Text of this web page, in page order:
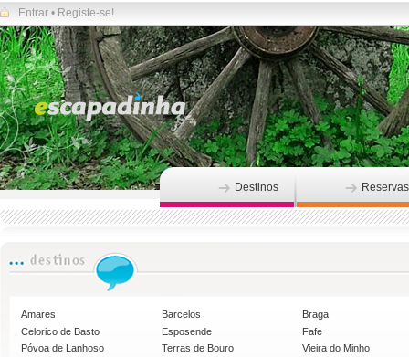
Entrar • Registe-se!
Destinos Reservas
Amares Barcelos
Braga
Celorico de Basto
Esposende
Fafe
Póvoa de Lanhoso
Terras de Bouro
Vieira do Minho